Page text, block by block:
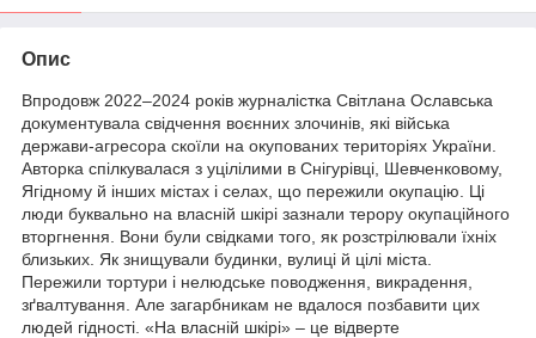
Опис
Впродовж 2022–2024 років журналістка Світлана Ославська
документувала свідчення воєнних злочинів, які війська
держави-агресора скоїли на окупованих територіях України.
Авторка спілкувалася з уцілілими в Снігурівці, Шевченковому,
Ягідному й інших містах і селах, що пережили окупацію. Ці
люди буквально на власній шкірі зазнали терору окупаційного
вторгнення. Вони були свідками того, як розстрілювали їхніх
близьких. Як знищували будинки, вулиці й цілі міста.
Пережили тортури і нелюдське поводження, викрадення,
зґвалтування. Але загарбникам не вдалося позбавити цих
людей гідності. «На власній шкірі» – це відверте